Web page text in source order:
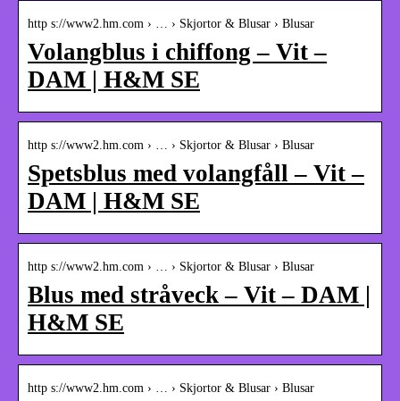
http s://www2.hm.com › … › Skjortor & Blusar › Blusar
Volangblus i chiffong – Vit –
DAM | H&M SE
http s://www2.hm.com › … › Skjortor & Blusar › Blusar
Spetsblus med volangfåll – Vit –
DAM | H&M SE
http s://www2.hm.com › … › Skjortor & Blusar › Blusar
Blus med stråveck – Vit – DAM |
H&M SE
http s://www2.hm.com › … › Skjortor & Blusar › Blusar